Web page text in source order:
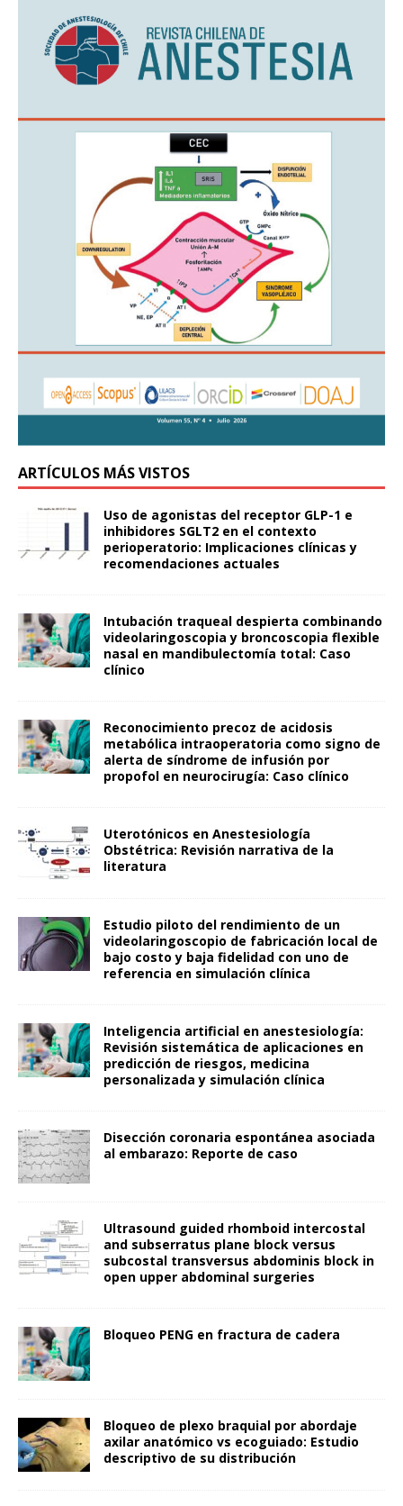
ARTÍCULOS MÁS VISTOS
Uso de agonistas del receptor GLP-1 e
inhibidores SGLT2 en el contexto
perioperatorio: Implicaciones clínicas y
recomendaciones actuales
Intubación traqueal despierta combinando
videolaringoscopia y broncoscopia flexible
nasal en mandibulectomía total: Caso
clínico
Reconocimiento precoz de acidosis
metabólica intraoperatoria como signo de
alerta de síndrome de infusión por
propofol en neurocirugía: Caso clínico
Uterotónicos en Anestesiología
Obstétrica: Revisión narrativa de la
literatura
Estudio piloto del rendimiento de un
videolaringoscopio de fabricación local de
bajo costo y baja fidelidad con uno de
referencia en simulación clínica
Inteligencia artificial en anestesiología:
Revisión sistemática de aplicaciones en
predicción de riesgos, medicina
personalizada y simulación clínica
Disección coronaria espontánea asociada
al embarazo: Reporte de caso
Ultrasound guided rhomboid intercostal
and subserratus plane block versus
subcostal transversus abdominis block in
open upper abdominal surgeries
Bloqueo PENG en fractura de cadera
Bloqueo de plexo braquial por abordaje
axilar anatómico vs ecoguiado: Estudio
descriptivo de su distribución